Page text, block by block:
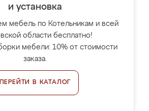
и установка
мебель по Котельникам и всей
области бесплатно!
мебели: 10% от стоимости
заказа.
ПЕРЕЙТИ В КАТАЛОГ